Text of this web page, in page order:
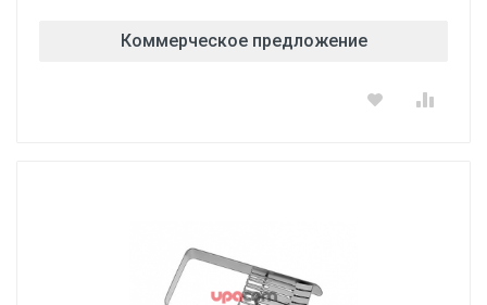
Коммерческое предложение